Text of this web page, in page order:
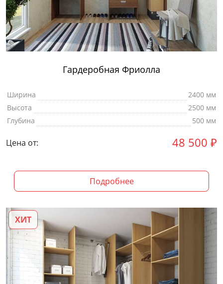
Гардеробная Фриолла
Ширина
2400 мм
Высота
2500 мм
Глубина
500 мм
Цена от: 48 500 ₽
Подробнее
ХИТ